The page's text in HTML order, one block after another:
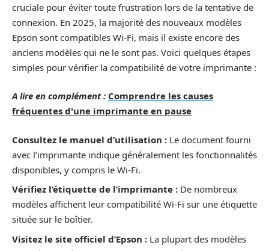
cruciale pour éviter toute frustration lors de la tentative de
connexion. En 2025, la majorité des nouveaux modèles
Epson sont compatibles Wi-Fi, mais il existe encore des
anciens modèles qui ne le sont pas. Voici quelques étapes
simples pour vérifier la compatibilité de votre imprimante :
A lire en complément : Comprendre les causes
fréquentes d'une imprimante en pause
Consultez le manuel d’utilisation : Le document fourni
avec l’imprimante indique généralement les fonctionnalités
disponibles, y compris le Wi-Fi.
Vérifiez l’étiquette de l’imprimante : De nombreux
modèles affichent leur compatibilité Wi-Fi sur une étiquette
située sur le boîtier.
Visitez le site officiel d’Epson : La plupart des modèles